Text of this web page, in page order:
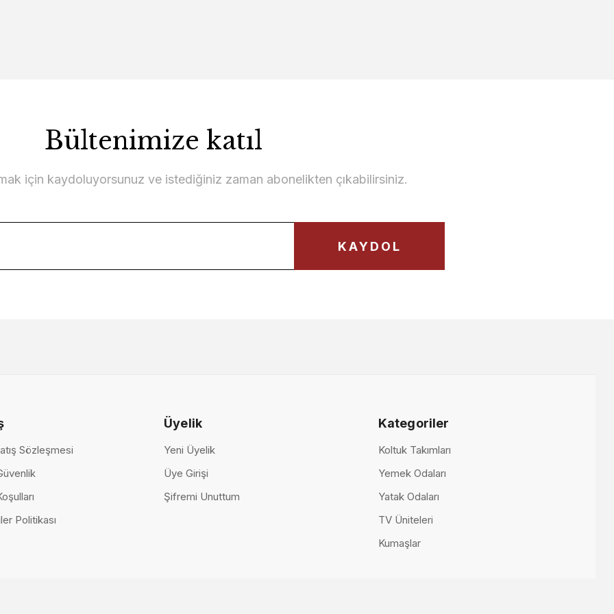
Bültenimize katıl
için kaydoluyorsunuz ve istediğiniz zaman abonelikten çıkabilirsiniz.
KAYDOL
Sözleşmesi
Politikası
Üyelik
Yeni Üyelik
Üye Girişi
Şifremi Unuttum
Kategoriler
Koltuk Takımları
Yemek Odaları
Yatak Odaları
TV Üniteleri
Kumaşlar